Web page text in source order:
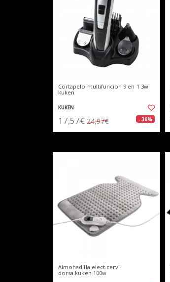
Cortapelo multifuncion 9 en 1 3w
kuken
KUKEN
17,57€ 24,97€ - 30%
Almohadilla elect.cervi-
dorsa.kuken 100w